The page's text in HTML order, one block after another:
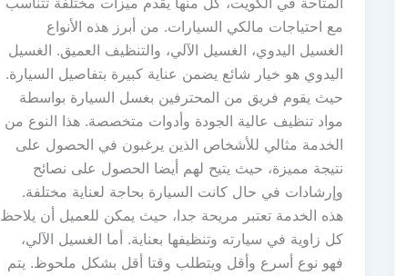
مع احتياجات مالكي السيارات. من أبرز هذه الأنواع
الغسيل اليدوي، الغسيل الآلي، والتنظيف العميق. الغسيل
اليدوي هو خيار شائع يضمن عناية كبيرة بتفاصيل السيارة.
حيث يقوم فريق من المحترفين بغسل السيارة بواسطة
مواد تنظيف عالية الجودة وأدوات متخصصة. هذا النوع من
الخدمة مثالي للأشخاص الذين يرغبون في الحصول على
نتيجة مميزة، حيث يتيح لهم أيضا الحصول على نصائح
وإرشادات في حال كانت السيارة بحاجة لعناية مختلفة.
هذه الخدمة تعتبر مريحة جدا، حيث يمكن للعميل أن يلاحظ
كل زاوية في سيارته وتنظيفها بعناية. أما الغسيل الآلي،
فهو نوع أسرع وأقل ويتطلب وقتا أقل بشكل ملحوظ. يتم